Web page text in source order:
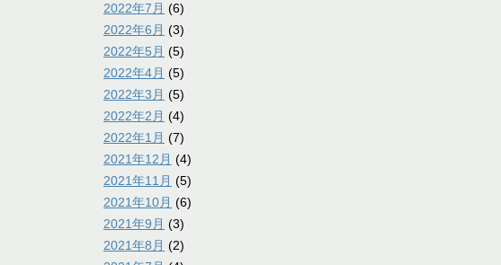
2022年7月 (6)
2022年6月 (3)
2022年5月 (5)
2022年4月 (5)
2022年3月 (5)
2022年2月 (4)
2022年1月 (7)
2021年12月 (4)
2021年11月 (5)
2021年10月 (6)
2021年9月 (3)
2021年8月 (2)